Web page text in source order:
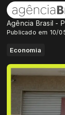
Agência Brasil -
Publicado em 10/
Economia